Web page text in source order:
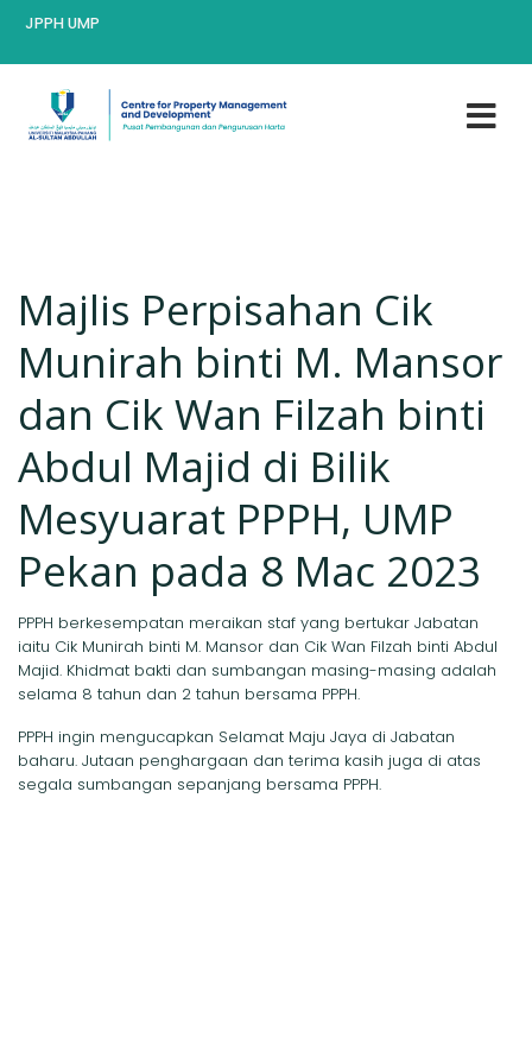
JPPH UMP
Majlis Perpisahan Cik
Munirah binti M. Mansor
dan Cik Wan Filzah binti
Abdul Majid di Bilik
Mesyuarat PPPH, UMP
Pekan pada 8 Mac 2023
PPPH berkesempatan meraikan staf yang bertukar Jabatan
iaitu Cik Munirah binti M. Mansor dan Cik Wan Filzah binti Abdul
Majid. Khidmat bakti dan sumbangan masing-masing adalah
selama 8 tahun dan 2 tahun bersama PPPH.
PPPH ingin mengucapkan Selamat Maju Jaya di Jabatan
baharu. Jutaan penghargaan dan terima kasih juga di atas
segala sumbangan sepanjang bersama PPPH.